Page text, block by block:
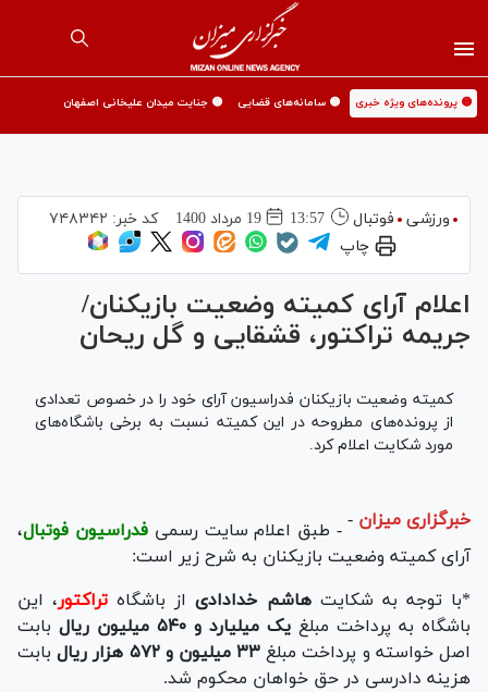
🟡 پرونده‌های ویژه خبری 🟡 سامانه‌های قضایی 🟡 جنایت میدان علیخانی اصفهان
ورزشی فوتبال 13:57 19 مرداد 1400 کد خبر: ۷۴۸۳۴۲
چاپ
اعلام آرای کمیته وضعیت بازیکنان/
جریمه تراکتور، قشقایی و گل ریحان
کمیته وضعیت بازیکنان فدراسیون آرای خود را در خصوص تعدادی
از پرونده‌های مطروحه در این کمیته نسبت به برخی باشگاه‌های
مورد شکایت اعلام کرد.
خبرگزاری میزان - - طبق اعلام سایت رسمیفدراسیون فوتبال،
آرای کمیته وضعیت بازیکنان به شرح زیر است:
*با توجه به شکایتهاشم خدادادیاز باشگاه تراکتور، این
باشگاه به پرداخت مبلغ یک میلیارد و ۵۴۰ میلیون ریال
بابت
اصل خواسته و پرداخت مبلغ ۳۳ میلیون و ۵۷۲ هزار ریال
بابت
هزینه دادرسی در حق خواهان محکوم شد.